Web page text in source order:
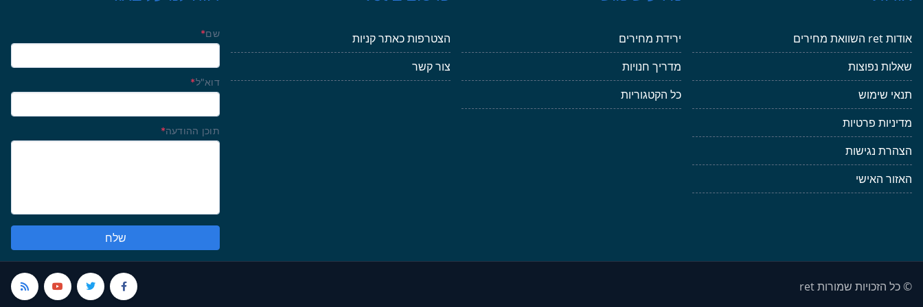
אודות ret השוואת מחירים
שאלות נפוצות
תנאי שימוש
מדיניות פרטיות
הצהרת נגישות
האזור האישי
ירידת מחירים
מדריך חנויות
כל הקטגוריות
הצטרפות כאתר קניות
צור קשר
שם*
דוא"ל*
תוכן ההודעה*
© כל הזכויות שמורות ret